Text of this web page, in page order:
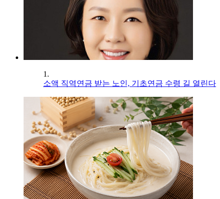
1.
소액 직역연금 받는 노인, 기초연금 수령 길 열린다